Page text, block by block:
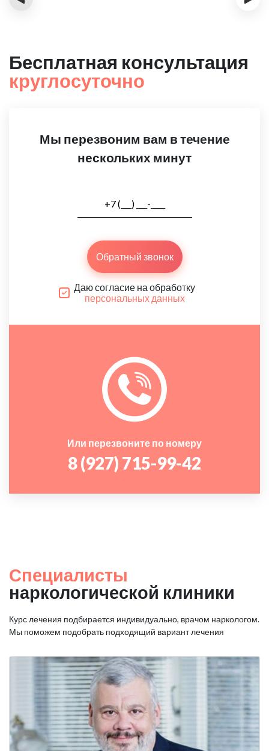
Бесплатная консультация
круглосуточно
Мы перезвоним вам в течение
нескольких минут
Обратный звонок
Даю согласие на обработку
персональных данных
Или перезвоните по номеру
8 (927) 715-99-42
Специалисты
наркологической клиники
Курс лечения подбирается индивидуально, врачом наркологом.
Мы поможем подобрать подходящий вариант лечения